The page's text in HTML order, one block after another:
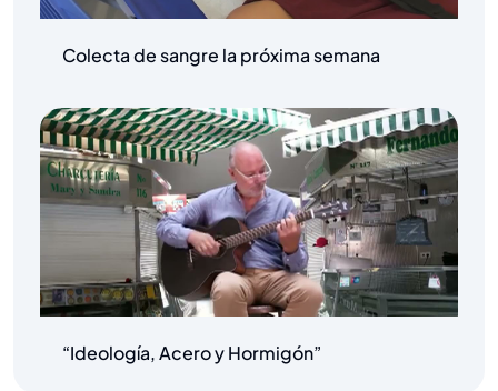
Colecta de sangre la próxima semana
“Ideología, Acero y Hormigón”